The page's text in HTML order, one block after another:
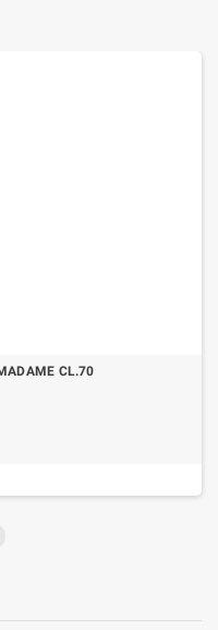
CL.70